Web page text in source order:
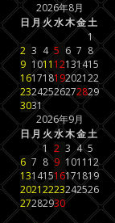
2026年8月
日月火水木金土
1
2 3 4 5 6 7 8
9 1011 12131415
16171819202122
23242526272829
3031
2026年9月
日月 火水木金土
1 2 3 4 5
6 7 8 9 1011 12
13141516171819
20212223242526
27282930